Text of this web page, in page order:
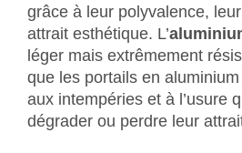
grâce à leur polyvalence,
attrait esthétique. L’
léger mais extrêmement
que les portails en
aux intempéries et à l’usure
dégrader ou perdre leur